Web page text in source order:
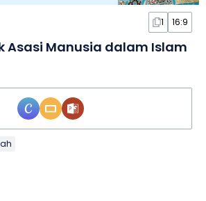
1 16:9
Asasi Manusia dalam Islam